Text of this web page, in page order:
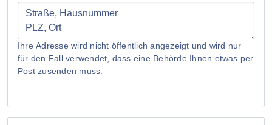
Ihre Adresse wird nicht öffentlich angezeigt und wird nur
für den Fall verwendet, dass eine Behörde Ihnen etwas per
Post zusenden muss.